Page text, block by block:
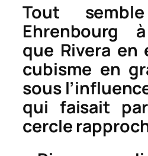
Tout
Ehrenbourg
que Rivera en
cubisme en
sous
qui faisait
cercle